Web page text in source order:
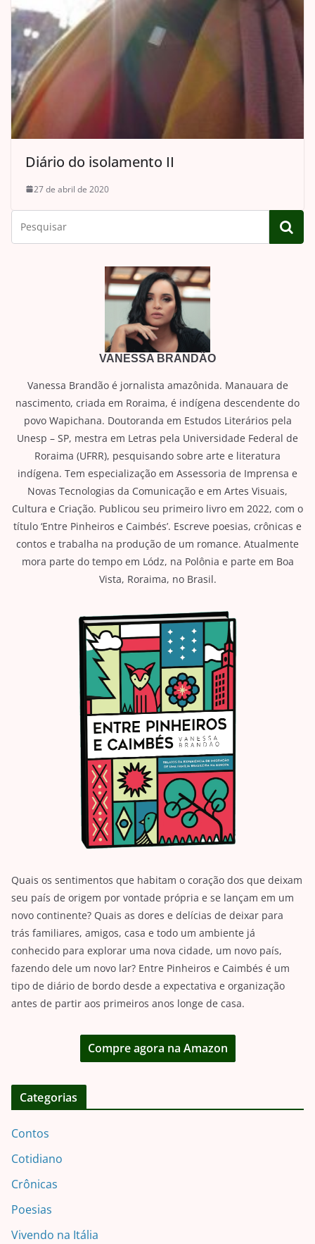
Diário do isolamento II
27 de abril de 2020
VANESSA BRANDÃO
Vanessa Brandão é jornalista amazônida. Manauara de
nascimento, criada em Roraima, é indígena descendente do
povo Wapichana. Doutoranda em Estudos Literários pela
Unesp – SP, mestra em Letras pela Universidade Federal de
Roraima (UFRR), pesquisando sobre arte e literatura
indígena. Tem especialização em Assessoria de Imprensa e
Novas Tecnologias da Comunicação e em Artes Visuais,
Cultura e Criação. Publicou seu primeiro livro em 2022, com o
título ‘Entre Pinheiros e Caimbés’. Escreve poesias, crônicas e
contos e trabalha na produção de um romance. Atualmente
mora parte do tempo em Lódz, na Polônia e parte em Boa
Vista, Roraima, no Brasil.
Quais os sentimentos que habitam o coração dos que deixam
seu país de origem por vontade própria e se lançam em um
novo continente? Quais as dores e delícias de deixar para
trás familiares, amigos, casa e todo um ambiente já
conhecido para explorar uma nova cidade, um novo país,
fazendo dele um novo lar? Entre Pinheiros e Caimbés é um
tipo de diário de bordo desde a expectativa e organização
antes de partir aos primeiros anos longe de casa.
Compre agora na Amazon
Categorias
Contos
Cotidiano
Crônicas
Poesias
Vivendo na Itália